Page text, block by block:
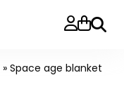
Search
» Space age blanket